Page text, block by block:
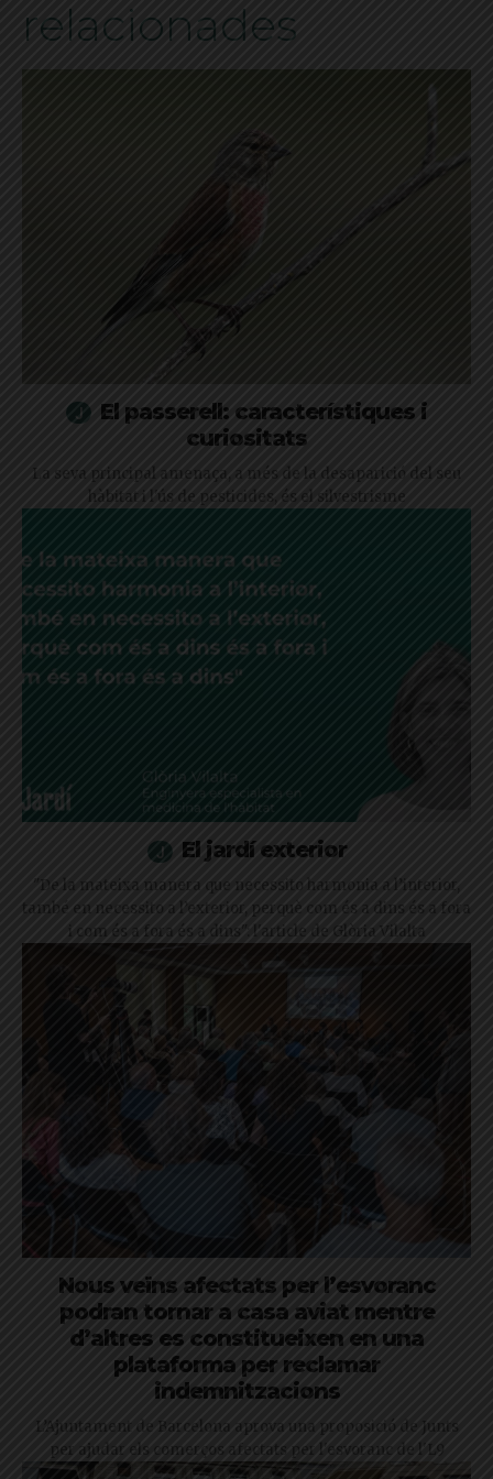
relacionades
El passerell: característiques i
curiositats
La seva principal amenaça, a més de la desaparició del seu
hàbitat i l'ús de pesticides, és el silvestrisme
El jardí exterior
"De la mateixa manera que necessito harmonia a l’interior,
també en necessito a l’exterior, perquè com és a dins és a fora
i com és a fora és a dins": l'article de Glòria Vilalta
Nous veïns afectats per l’esvoranc
podran tornar a casa aviat mentre
d’altres es constitueixen en una
plataforma per reclamar
indemnitzacions
L’Ajuntament de Barcelona aprova una proposició de Junts
per ajudar els comerços afectats per l'esvoranc de l'L9